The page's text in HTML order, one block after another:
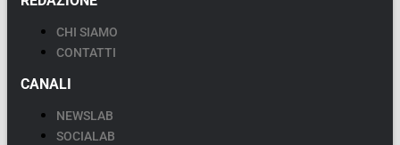
CHI SIAMO
CONTATTI
CANALI
NEWSLAB
SOCIALAB